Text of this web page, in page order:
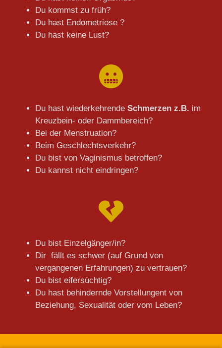
Du kommst zu früh?
Du hast Endometriose ?
Du hast keine Lust?
Du hast wiederkehrende Schmerzen z.B. im
Kreuzbein- oder Dammbereich?
Bei der Menstruation?
Beim Geschlechtsverkehr?
Du bist von Vaginismus betroffen?
Du kannst nicht eindringen?
Du bist Einzelgänger/in?
Dir fällt es schwer (auf Grund von
vergangenen Erfahrungen) zu vertrauen?
Du bist eifersüchtig?
Du hast behindernde Vorstellungent von
Beziehung, Sexualität oder vom Leben?